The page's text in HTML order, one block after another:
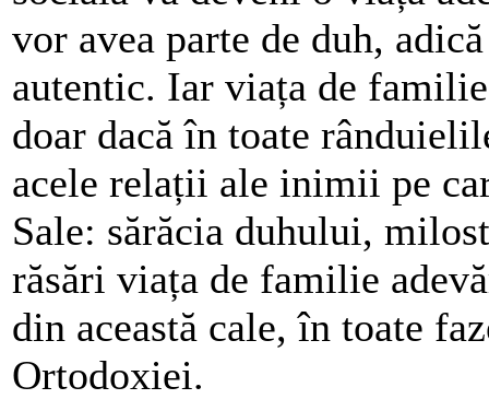
vor avea parte de duh,
autentic. Iar viața de
doar dacă în toate
acele relații ale inimii pe
Sale: sărăcia duhului,
răsări viața de familie
din această cale, în toate
Ortodoxiei.